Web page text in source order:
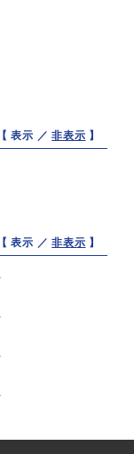
【 表示 ／非表示 】
【 表示 ／非表示 】